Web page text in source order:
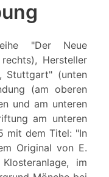
"Der Neue
Hersteller
Stuttgart" (unten
(am oberen
und am unteren
am unteren
mit dem Titel: "In
Original von E.
im